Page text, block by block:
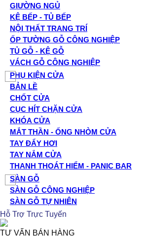
GIƯỜNG NGỦ
KỆ BẾP - TỦ BẾP
NỘI THẤT TRANG TRÍ
ỐP TƯỜNG GỖ CÔNG NGHIỆP
TỦ GỖ - KỆ GỖ
VÁCH GỖ CÔNG NGHIỆP
PHỤ KIỆN CỬA
BẢN LỀ
CHỐT CỬA
CỤC HÍT CHẶN CỬA
KHÓA CỬA
MẮT THẦN - ỐNG NHÒM CỬA
TAY ĐẨY HƠI
TAY NẮM CỬA
THANH THOÁT HIỂM - PANIC BAR
SÀN GỖ
SÀN GỖ CÔNG NGHIỆP
SÀN GỖ TỰ NHIÊN
Hỗ Trợ Trực Tuyến
TƯ VẤN BÁN HÀNG